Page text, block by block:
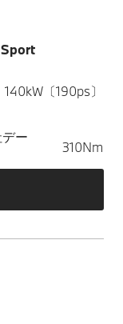
140kW〔190ps〕
ー
310Nm